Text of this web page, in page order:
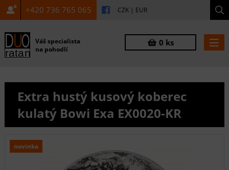
+420 736 765 065 CZK | EUR
Váš specialista
na pohodlí
0 ks
Extra hustý kusový koberec
kulatý Bowi Exa EX0020-KR
novinka